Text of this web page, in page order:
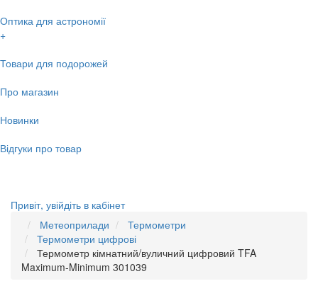
Оптика для астрономії
+
Товари для подорожей
Про магазин
Новинки
Відгуки про товар
Привіт, увійдіть в кабінет
Метеоприлади
Термометри
Термометри цифрові
Термометр кімнатний/вуличний цифровий TFA
Maximum-Minimum 301039